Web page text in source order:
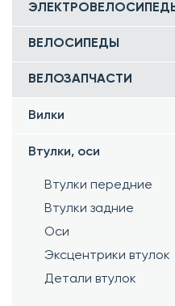
ВЕЛОСИПЕДЫ
ВЕЛОЗАПЧАСТИ
Вилки
Втулки, оси
Втулки передние
Втулки задние
Оси
Эксцентрики втулок
Детали втулок